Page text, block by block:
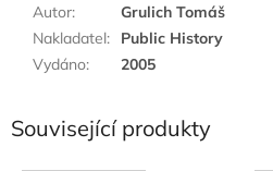
Autor:
Grulich Tomáš
Nakladatel:
Public History
Vydáno: 2005
Související produkty